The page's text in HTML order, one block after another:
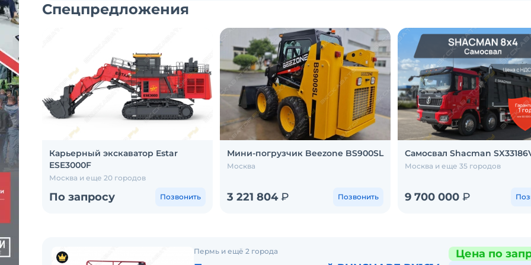
Спецпредложения
Карьерный экскаватор Estar
ESE3000F
Москва и еще 20 городов
По запросу Позвонить
Мини-погрузчик Beezone BS900SL
Москва
3 221 804₽ Позвонить
Самосвал Shacman
Москва и еще 35 городов
9 700 000 ₽
Пермь и ещё 2 города Цена по